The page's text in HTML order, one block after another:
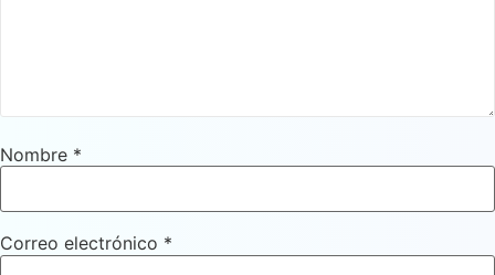
Nombre *
Correo electrónico *